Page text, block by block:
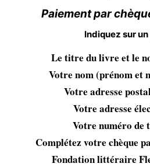
Paiement par
Indiquez sur
Le titre du livre et le
Votre nom (prénom et
Votre adresse
Votre adresse
Votre numéro de
Complétez votre chèque
Fondation littéraire